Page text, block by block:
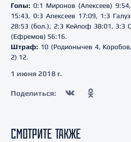
Голы: 0:1 Миронов (Алексеев)
15:43, 0:3 Алексеев 17:09, 1:3
28:53 (бол.), 2:3 Кейлоф 38:01, 3:3
(Ефремов) 56:16.
Штраф: 10 (Родионычев 4,
2) 12.
1 июня 2018 г.
Поделиться:
СМОТРИТЕ ТАКЖЕ